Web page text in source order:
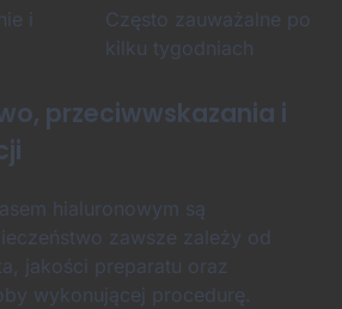
i
Często zauważalne po
kilku tygodniach
przeciwwskazania i
hialuronowym są
zawsze zależy od
jakości preparatu oraz
wykonującej procedurę.